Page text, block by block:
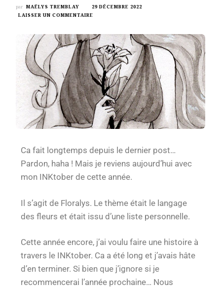
par MAËLYS TREMBLAY
29 DÉCEMBRE 2022
LAISSER UN COMMENTAIRE
Ca fait longtemps depuis le dernier post…
Pardon, haha ! Mais je reviens aujourd’hui avec
mon INKtober de cette année.
Il s’agit de Floralys. Le thème était le langage
des fleurs et était issu d’une liste personnelle.
Cette année encore, j’ai voulu faire une histoire à
travers le INKtober. Ca a été long et j’avais hâte
d’en terminer. Si bien que j’ignore si je
recommencerai l’année prochaine… Nous